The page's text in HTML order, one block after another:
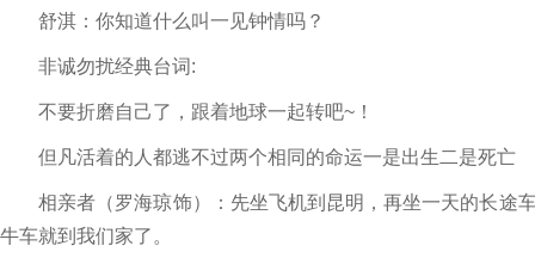
舒淇：你知道什么叫一见钟情吗？
非诚勿扰经典台词:
不要折磨自己了，跟着地球一起转吧~！
但凡活着的人都逃不过两个相同的命运一是出生二是死亡
相亲者（罗海琼饰）：先坐飞机到昆明，再坐一天的长途
牛车就到我们家了。